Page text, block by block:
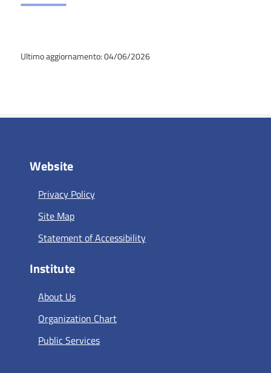
Ultimo aggiornamento: 04/06/2026
Website
Privacy Policy
Site Map
Statement of Accessibility
Institute
About Us
Organization Chart
Public Services